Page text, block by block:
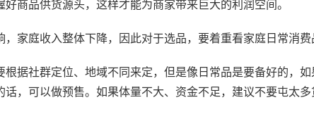
好商品供货源头，这样才能为商家带来巨大的利润空间。
，家庭收入整体下降，因此对于选品，要着重看家庭日常消费
根据社群定位、地域不同来定，但是像日常品是要备好的，
话，可以做预售。如果体量不大、资金不足，建议不要屯太多